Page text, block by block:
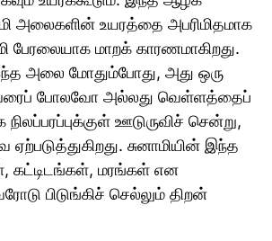
அலைகளின் உயரத்தை அபரிமிதமாக
பேரலையாக மாறக் காரணமாகிறது.
அலை மோதும்போது, அது ஒரு
போலவோ அல்லது வெள்ளத்தைப்
ஊடுருவிச் சென்று,
ஏற்படுத்துகிறது. சுனாமியின் இந்த
கட்டிடங்கள், மரங்கள் என
பிடுங்கிச் செல்லும் திறன்